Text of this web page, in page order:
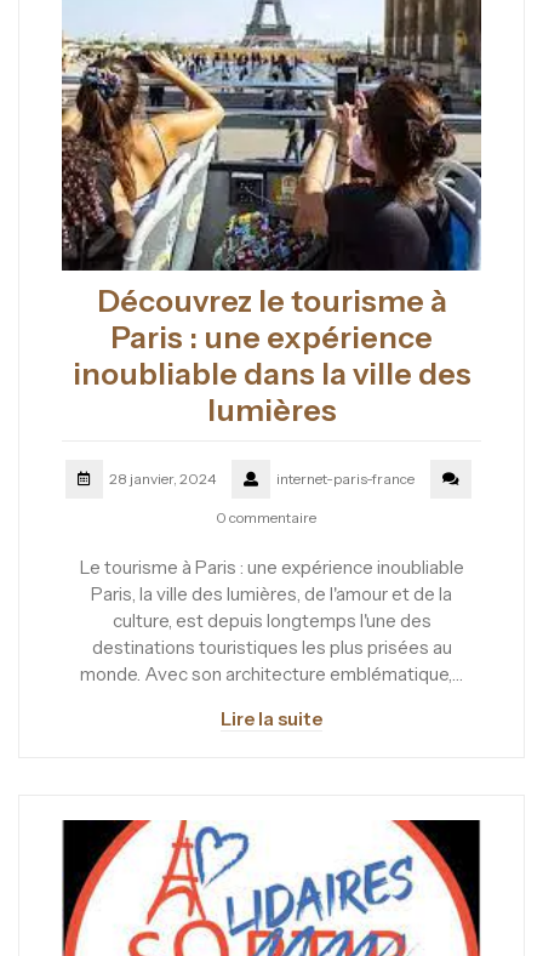
Découvrez le tourisme à
Paris : une expérience
inoubliable dans la ville des
lumières
28 janvier, 2024 internet-paris-france
0 commentaire
Le tourisme à Paris : une expérience inoubliable
Paris, la ville des lumières, de l'amour et de la
culture, est depuis longtemps l'une des
destinations touristiques les plus prisées au
monde. Avec son architecture emblématique,…
Lire la suite